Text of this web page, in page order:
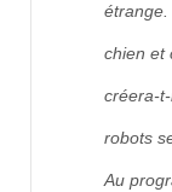
chien et
créera-
robots
Au